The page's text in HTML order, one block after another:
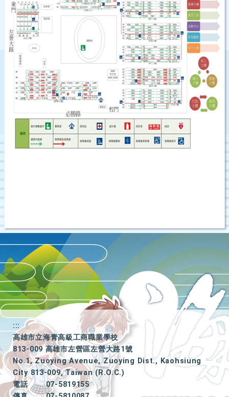
:::
高雄市立海青高級工商職業學校
813-009 高雄市左營區左營大路1號
No.1, Zuoying Avenue, Zuoying Dist., Kaohsiung
City 813-009, Taiwan (R.O.C.)
電話
07-5819155